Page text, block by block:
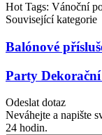
Hot Tags: Vánoční
Související kategorie
Balónové
Party
Odeslat dotaz
Neváhejte a napište
24 hodin.